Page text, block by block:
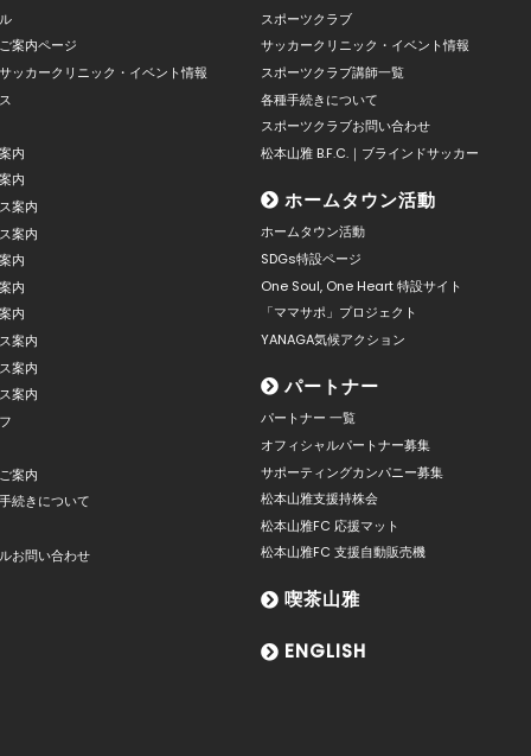
案内ページ
ッカークリニック・イベント情報
内
内
案内
案内
内
内
内
案内
案内
案内
案内
続きについて
お問い合わせ
スポーツクラブ
サッカークリニック・イベント情報
スポーツクラブ講師一覧
各種手続きについて
スポーツクラブお問い合わせ
松本山雅 B.F.C.｜ブラインドサッカー
ホームタウン活動
ホームタウン活動
SDGs特設ページ
One Soul, One Heart 特設サイト
「ママサポ」プロジェクト
YANAGA気候アクション
パートナー
パートナー 一覧
オフィシャルパートナー募集
サポーティングカンパニー募集
松本山雅支援持株会
松本山雅FC 応援マット
松本山雅FC 支援自動販売機
喫茶山雅
ENGLISH